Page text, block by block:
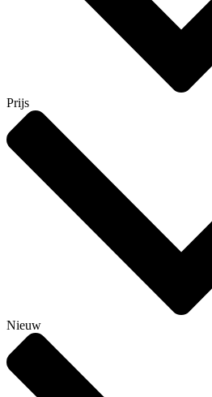
Prijs
Nieuw